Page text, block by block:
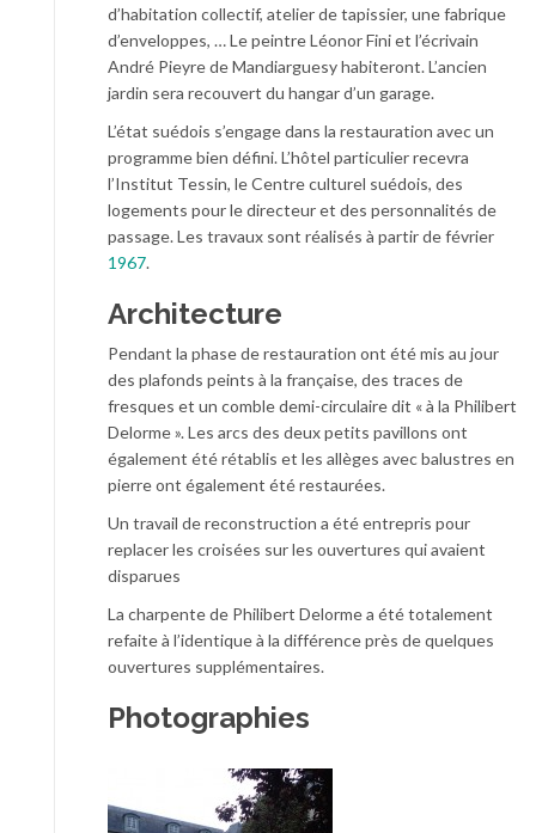
d’habitation collectif, atelier de tapissier, une fabrique
d’enveloppes, … Le peintre Léonor Fini et l’écrivain
André Pieyre de Mandiarguesy habiteront. L’ancien
jardin sera recouvert du hangar d’un garage.
L’état suédois s’engage dans la restauration avec un
programme bien défini. L’hôtel particulier recevra
l’Institut Tessin, le Centre culturel suédois, des
logements pour le directeur et des personnalités de
passage. Les travaux sont réalisés à partir de février
1967.
Architecture
Pendant la phase de restauration ont été mis au jour
des plafonds peints à la française, des traces de
fresques et un comble demi-circulaire dit « à la Philibert
Delorme ». Les arcs des deux petits pavillons ont
également été rétablis et les allèges avec balustres en
pierre ont également été restaurées.
Un travail de reconstruction a été entrepris pour
replacer les croisées sur les ouvertures qui avaient
disparues
La charpente de Philibert Delorme a été totalement
refaite à l’identique à la différence près de quelques
ouvertures supplémentaires.
Photographies